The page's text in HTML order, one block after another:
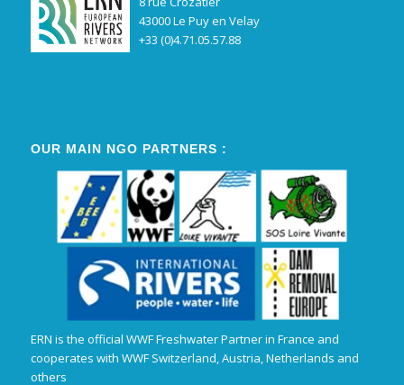
43000 Le Puy en Velay
+33 (0)4.71.05.57.88
OUR MAIN NGO PARTNERS :
ERN is the official WWF Freshwater Partner in France and
cooperates with WWF Switzerland, Austria, Netherlands and
others